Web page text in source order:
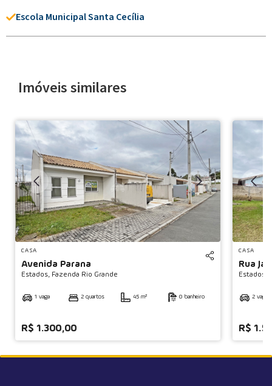
Escola Municipal Santa Cecília
Imóveis similares
CASA
Avenida Parana
Estados, Fazenda Rio Grande
1 vaga 2 quartos 45 m² 0 banheiro
R$ 1.300,00
CASA
Rua
Estados,
2 vagas
R$